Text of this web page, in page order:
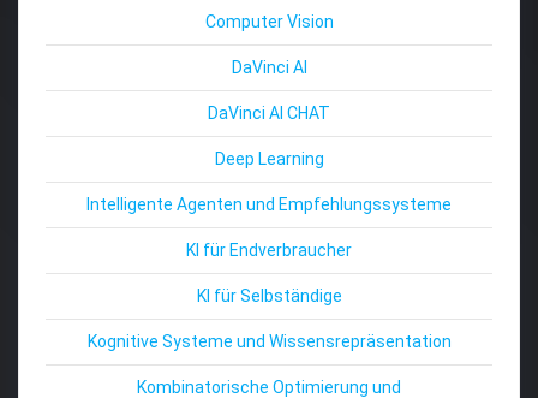
Computer Vision
DaVinci AI
DaVinci AI CHAT
Deep Learning
Intelligente Agenten und Empfehlungssysteme
KI für Endverbraucher
KI für Selbständige
Kognitive Systeme und Wissensrepräsentation
Kombinatorische Optimierung und